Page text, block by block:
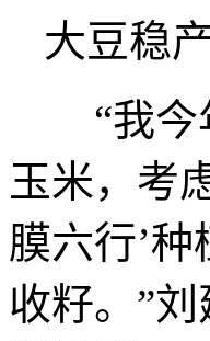
大豆稳
“我今年
玉米，考
膜六行’
收籽。”